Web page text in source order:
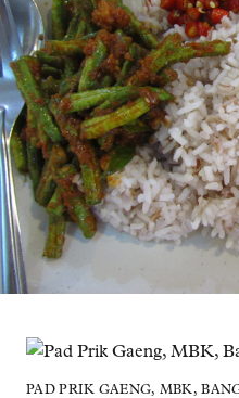
PAD PRIK GAENG, MBK,